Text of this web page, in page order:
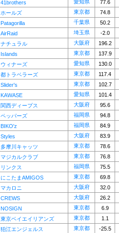
41brothers 愛知県
77.6
ホールズ 東京都
74.8
Patagorilla 千葉県
50.2
AirRaid 埼玉県
-2.0
ナチュラル 大阪府
196.2
Islands 東京都
137.9
ウィナーズ 愛知県
130.0
都トラベラーズ 東京都
117.4
Slider's 東京都
102.7
KAWASE 愛知県
101.4
関西ディープス 大阪府
95.6
ペッパーズ 福岡県
94.8
BIKO'z 福岡県
84.9
Styles 大阪府
83.9
多摩川キャッツ 東京都
78.6
マジカルクラブ 東京都
76.8
リンクス 福岡県
75.5
にこたまAMIGOS 東京都
69.8
マカロニ 大阪府
32.0
CREWS 大阪府
26.2
NOSIGN 東京都
6.9
東京ベイエイリアンズ 東京都
1.1
狛江エンジェルス 東京都
-25.5